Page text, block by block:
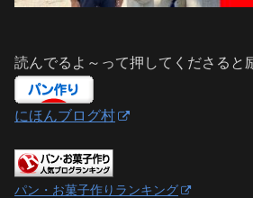
読んでるよ～って押してくださると
にほんブログ村
パン・お菓子作りランキング